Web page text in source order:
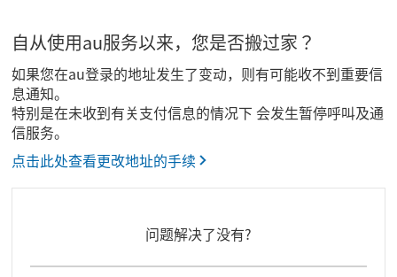
自从使用au服务以来，您是否搬过家？
如果您在au登录的地址发生了变动，则有可能收不到重要信
息通知。
特别是在未收到有关支付信息的情况下 会发生暂停呼叫及通
信服务。
点击此处查看更改地址的手续
问题解决了没有?